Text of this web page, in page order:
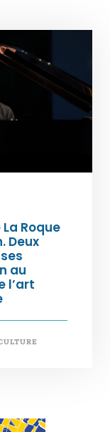
Roque
Deux
au
l’art